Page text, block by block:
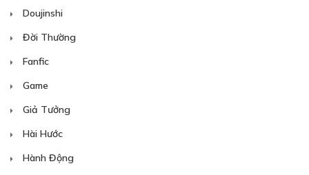
Doujinshi
Đời Thường
Fanfic
Game
Giả Tưởng
Hài Hước
Hành Động